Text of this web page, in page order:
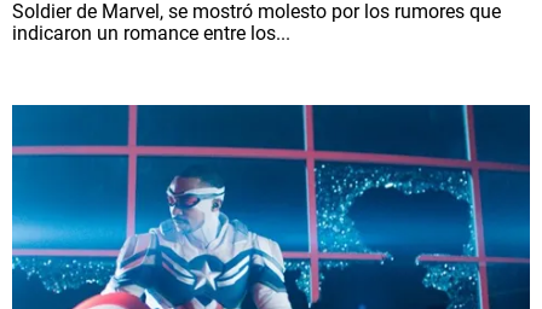
Soldier de Marvel, se mostró molesto por los rumores que
indicaron un romance entre los...